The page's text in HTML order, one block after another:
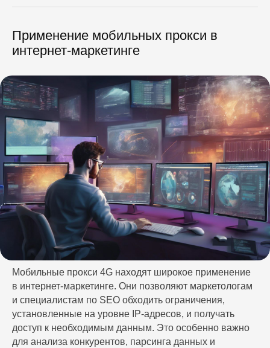
Применение мобильных прокси в
интернет-маркетинге
Мобильные прокси 4G находят широкое применение
в интернет-маркетинге. Они позволяют маркетологам
и специалистам по SEO обходить ограничения,
установленные на уровне IP-адресов, и получать
доступ к необходимым данным. Это особенно важно
для анализа конкурентов, парсинга данных и